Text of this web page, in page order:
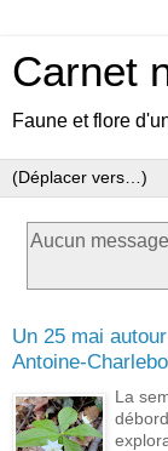
Carnet
Faune et flore
Aucun
Un 25 mai
Antoine-
La